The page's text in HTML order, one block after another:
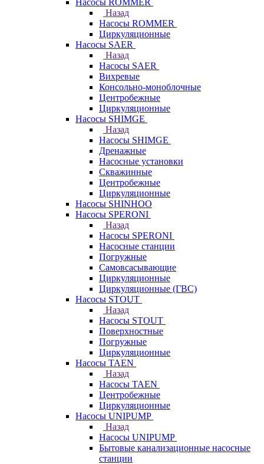
Насосы ROMMER
Назад
Насосы ROMMER
Циркуляционные
Насосы SAER
Назад
Насосы SAER
Вихревые
Консольно-моноблочные
Центробежные
Циркуляционные
Насосы SHIMGE
Назад
Насосы SHIMGE
Дренажные
Насосные установки
Скважинные
Центробежные
Циркуляционные
Насосы SHINHOO
Насосы SPERONI
Назад
Насосы SPERONI
Насосные станции
Погружные
Самовсасывающие
Циркуляционные
Циркуляционные (ГВС)
Насосы STOUT
Назад
Насосы STOUT
Поверхностные
Погружные
Циркуляционные
Насосы TAEN
Назад
Насосы TAEN
Центробежные
Циркуляционные
Насосы UNIPUMP
Назад
Насосы UNIPUMP
Бытовые канализационные насосные
станции